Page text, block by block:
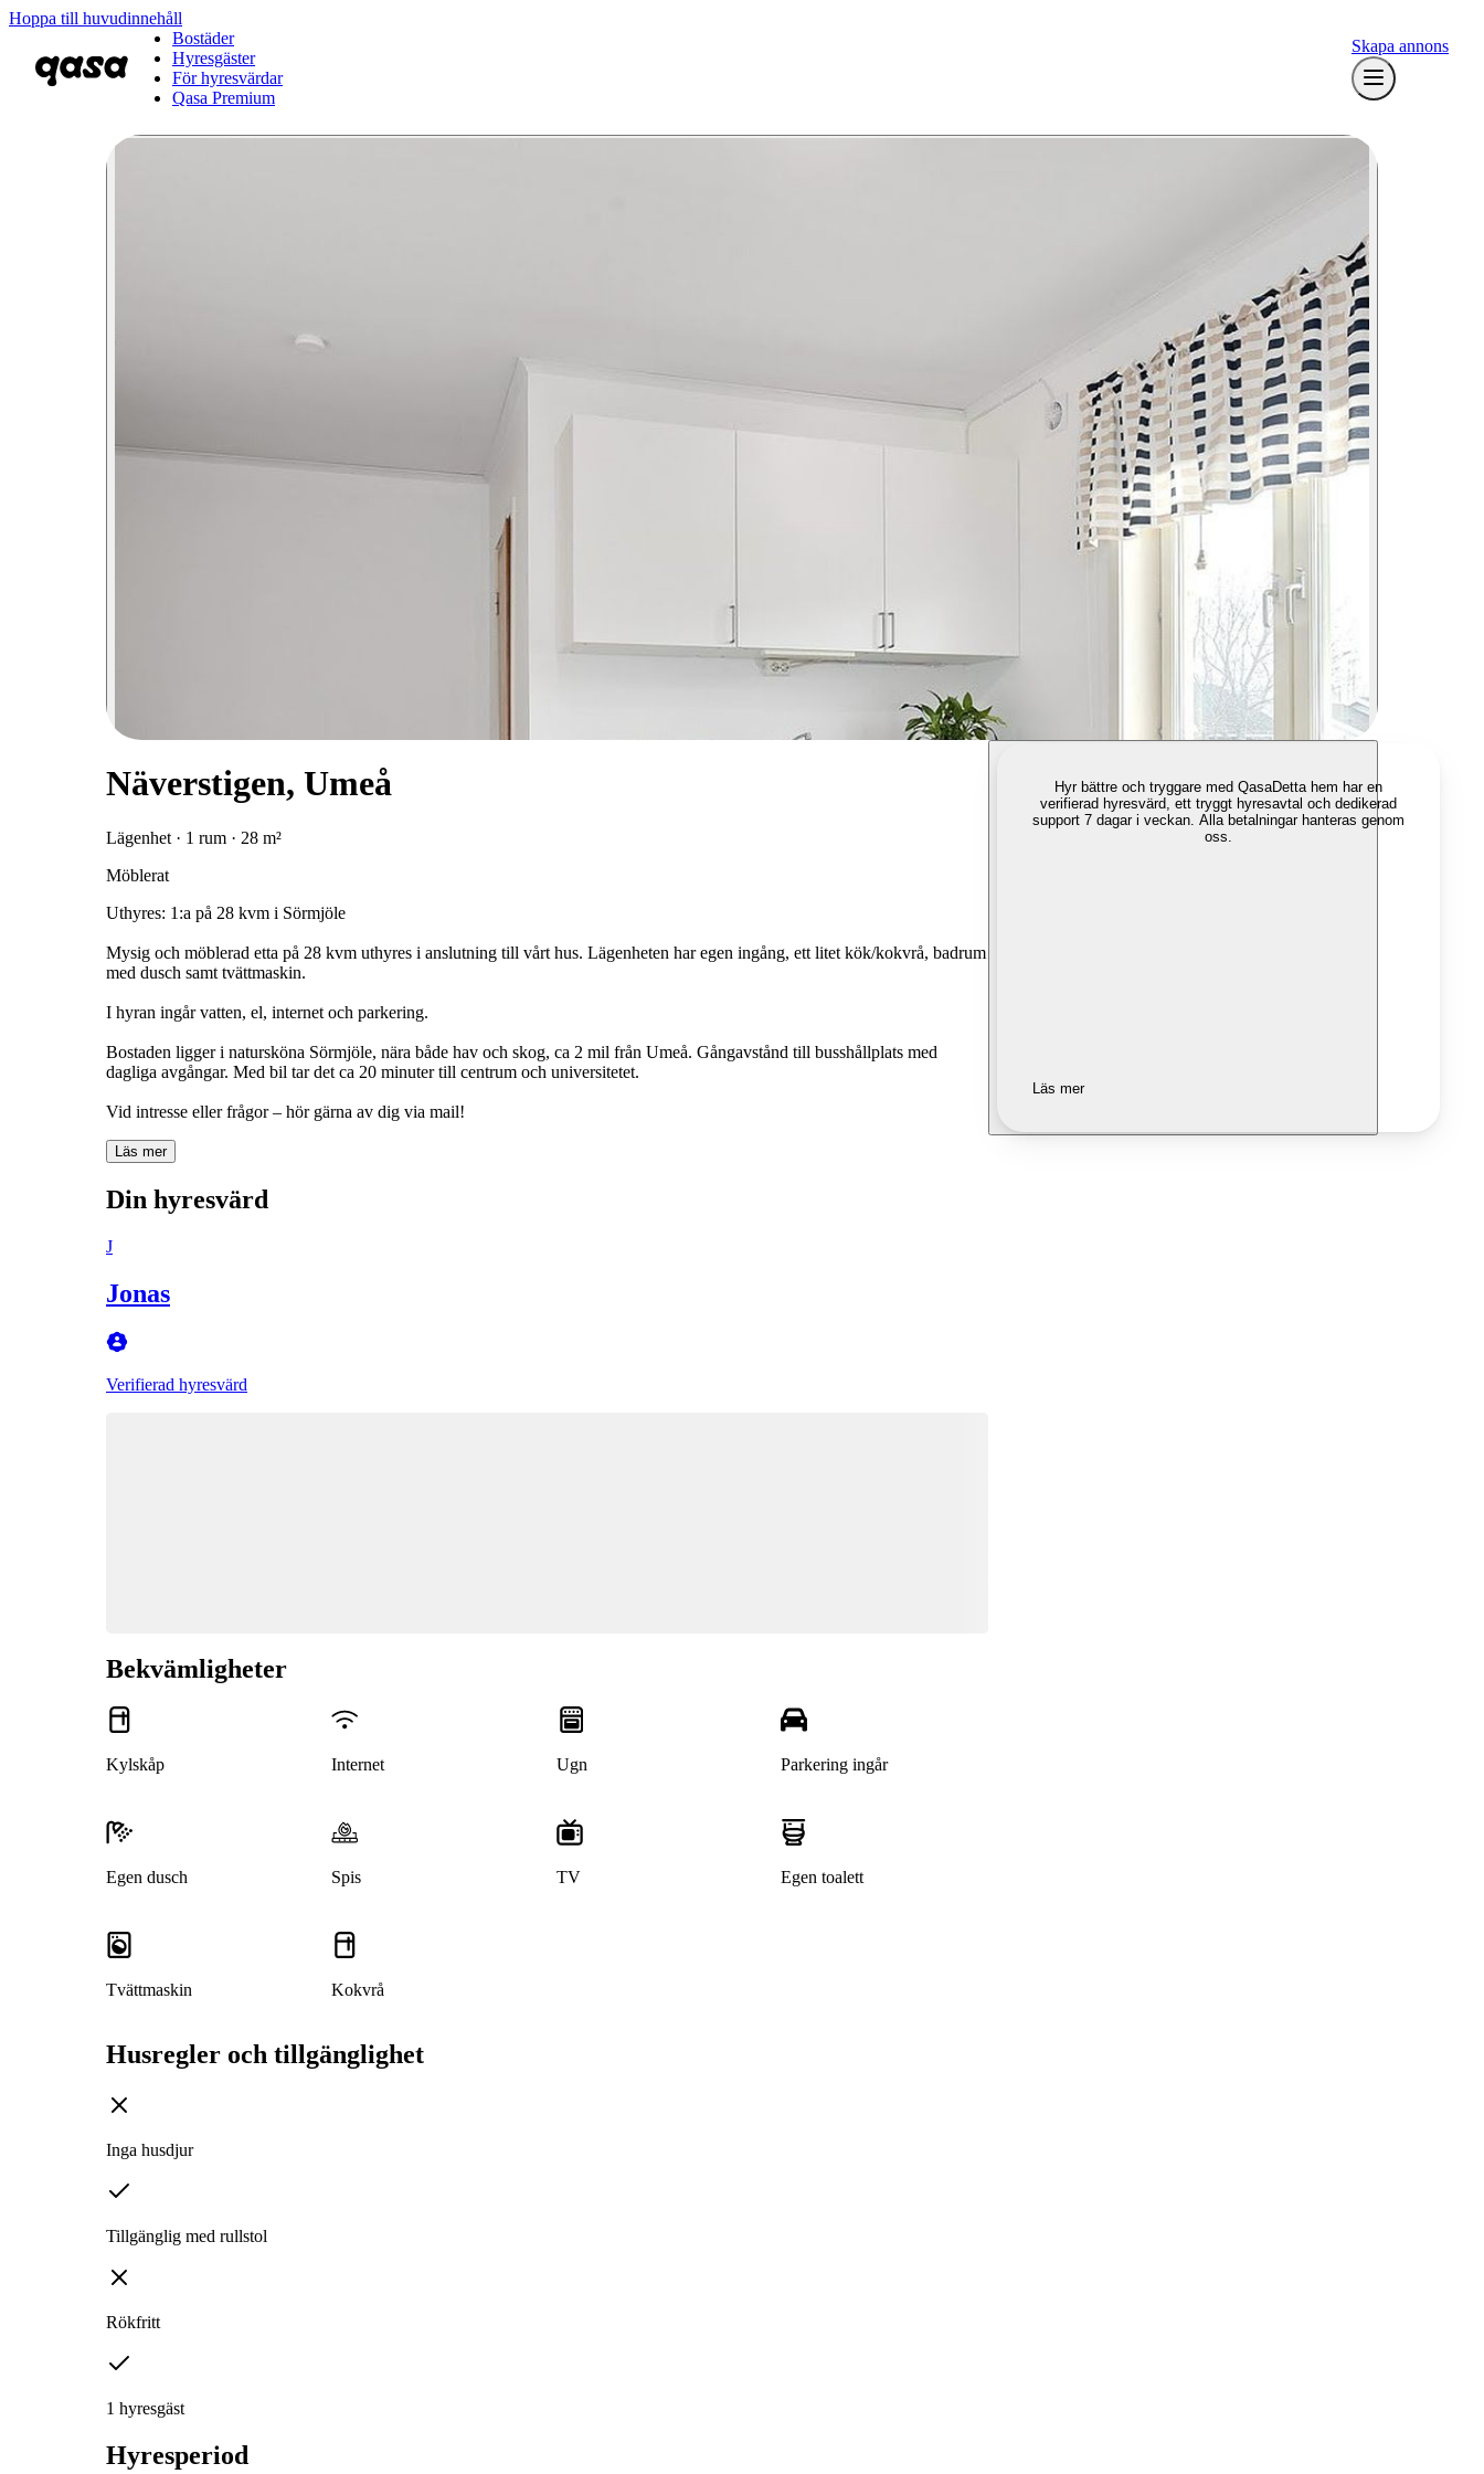
Hoppa till huvudinnehåll
Bostäder
Hyresgäster
För hyresvärdar
Qasa Premium
Skapa annons
Näverstigen, Umeå
Lägenhet · 1 rum · 28 m²
Möblerat
Uthyres: 1:a på 28 kvm i Sörmjöle
Mysig och möblerad etta på 28 kvm uthyres i anslutning till vårt hus. Lägenheten har egen ingång, ett litet kök/kokvrå, badrum
med dusch samt tvättmaskin.
I hyran ingår vatten, el, internet och parkering.
Bostaden ligger i natursköna Sörmjöle, nära både hav och skog, ca 2 mil från Umeå. Gångavstånd till busshållplats med
dagliga avgångar. Med bil tar det ca 20 minuter till centrum och universitetet.
Vid intresse eller frågor – hör gärna av dig via mail!
Läs mer
Din hyresvärd
J
Jonas
Verifierad hyresvärd
Bekvämligheter
Kylskåp Internet Ugn Parkering ingår
Egen dusch Spis TV Egen toalett
Tvättmaskin Kokvrå
Husregler och tillgänglighet
Inga husdjur
Tillgänglig med rullstol
Rökfritt
1 hyresgäst
Hyresperiod
Hyr bättre och tryggare med QasaDetta hem har en
verifierad hyresvärd, ett tryggt hyresavtal och dedikerad
support 7 dagar i veckan. Alla betalningar hanteras genom
oss.
Läs mer